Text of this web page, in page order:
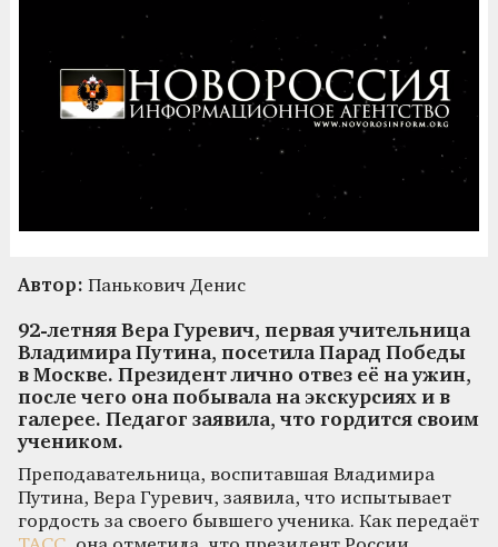
Автор: Панькович Денис
92-летняя Вера Гуревич, первая учительница
Владимира Путина, посетила Парад Победы
в Москве. Президент лично отвез её на ужин,
после чего она побывала на экскурсиях и в
галерее. Педагог заявила, что гордится своим
учеником.
Преподавательница, воспитавшая Владимира
Путина, Вера Гуревич, заявила, что испытывает
гордость за своего бывшего ученика. Как передаёт